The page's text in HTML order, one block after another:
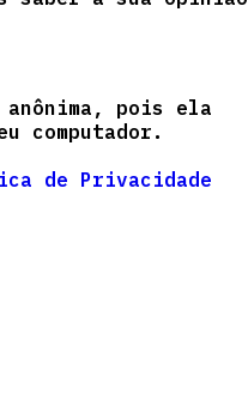
anônima, pois ela
computador.
de Privacidade